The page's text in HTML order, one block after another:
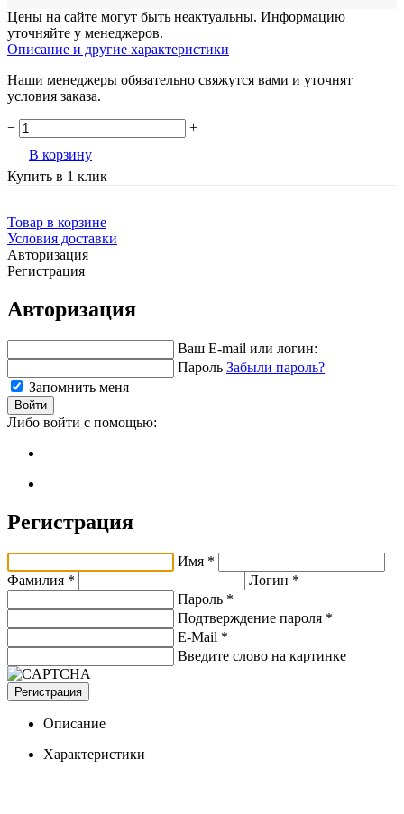
Цены на сайте могут быть неактуальны. Информацию
уточняйте у менеджеров.
Описание и другие характеристики
Наши менеджеры обязательно свяжутся вами и уточнят
условия заказа.
−
+
В корзину
Купить в 1 клик
Товар в корзине
Условия доставки
Авторизация
Регистрация
Авторизация
Ваш E-mail или логин:
Пароль Забыли пароль?
Запомнить меня
Войти
Либо войти с помощью:
Регистрация
Имя *
Фамилия *
Логин *
Пароль *
Подтверждение пароля *
E-Mail *
Введите слово на картинке
Регистрация
Описание
Характеристики